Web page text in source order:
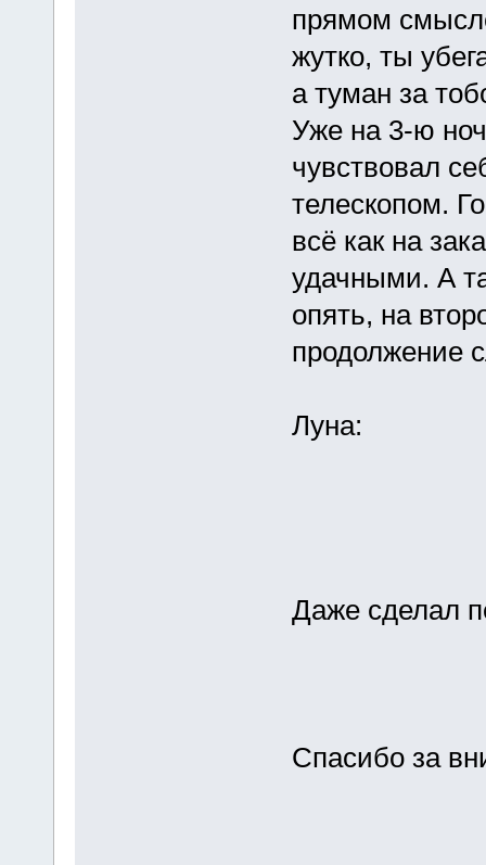
прямом
жутко, ты
а туман за
Уже на 3-ю
чувствовал
телескопом.
всё как на
удачными. А
опять, на
продолжение
Луна:
Даже сделал
Спасибо за